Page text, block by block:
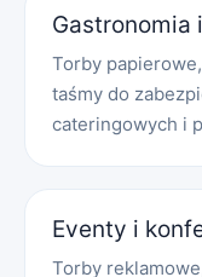
Gastronomia
Torby
taśmy do
cateringowych i
Eventy i
Torby